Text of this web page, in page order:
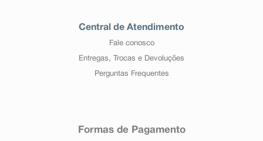
Central de Atendimento
Fale conosco
Entregas, Trocas e Devoluções
Perguntas Frequentes
Formas de Pagamento